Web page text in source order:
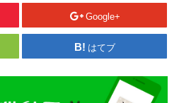
Google+
はてブ